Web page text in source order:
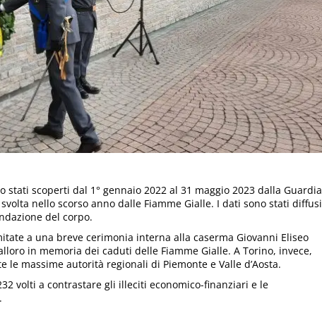
scoperti dal 1° gennaio 2022 al 31 maggio 2023 dalla Guardia
nello scorso anno dalle Fiamme Gialle. I dati sono stati diffusi
del corpo.
a una breve cerimonia interna alla caserma Giovanni Eliseo
in memoria dei caduti delle Fiamme Gialle. A Torino, invece,
massime autorità regionali di Piemonte e Valle d’Aosta.
volti a contrastare gli illeciti economico-finanziari e le